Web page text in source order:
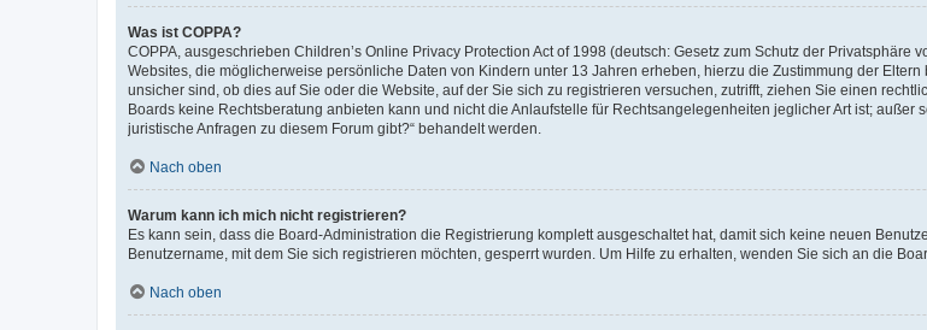
Was ist COPPA?
COPPA, ausgeschrieben Children’s Online Privacy Protection Act of 1998 (deutsch: Gesetz zum Schutz der
Websites, die möglicherweise persönliche Daten von Kindern unter 13 Jahren erheben, hierzu die Zustimmung der
unsicher sind, ob dies auf Sie oder die Website, auf der Sie sich zu registrieren versuchen, zutrifft, ziehen Sie einen
Boards keine Rechtsberatung anbieten kann und nicht die Anlaufstelle für Rechtsangelegenheiten jeglicher Art ist;
juristische Anfragen zu diesem Forum gibt?“ behandelt werden.
Nach oben
Warum kann ich mich nicht registrieren?
Es kann sein, dass die Board-Administration die Registrierung komplett ausgeschaltet hat, damit sich keine neuen
Benutzername, mit dem Sie sich registrieren möchten, gesperrt wurden. Um Hilfe zu erhalten, wenden Sie sich an die
Nach oben